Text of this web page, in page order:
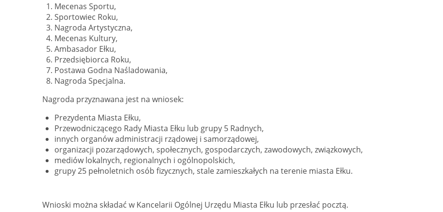
Mecenas Sportu,
Sportowiec Roku,
Nagroda Artystyczna,
Mecenas Kultury,
Ambasador Ełku,
Przedsiębiorca Roku,
Postawa Godna Naśladowania,
Nagroda Specjalna.
Nagroda przyznawana jest na wniosek:
Prezydenta Miasta Ełku,
Przewodniczącego Rady Miasta Ełku lub grupy 5 Radnych,
innych organów administracji rządowej i samorządowej,
organizacji pozarządowych, społecznych, gospodarczych, zawodowych, związkowych,
mediów lokalnych, regionalnych i ogólnopolskich,
grupy 25 pełnoletnich osób fizycznych, stale zamieszkałych na terenie miasta Ełku.
Wnioski można składać w Kancelarii Ogólnej Urzędu Miasta Ełku lub przesłać pocztą.